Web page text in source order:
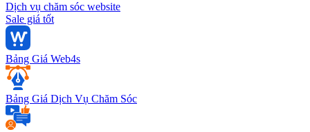
Dịch vụ chăm sóc website
Sale giá tốt
Bảng Giá Web4s
Bảng Giá Dịch Vụ Chăm Sóc